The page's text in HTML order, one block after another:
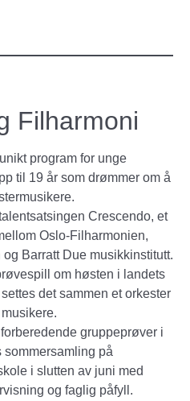
Filharmoni
program for unge
til 19 år som drømmer om å
Crescendo, et
Oslo-Filharmonien,
Barratt Due musikkinstitutt.
om høsten i landets
det sammen et orkester
gruppeprøver i
sommersamling på
i slutten av juni med
og faglig påfyll.